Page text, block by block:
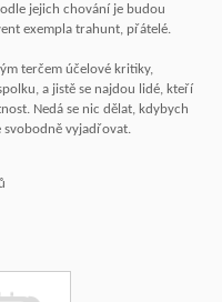
jejich chování je budou
exempla trahunt, přátelé.
terčem účelové kritiky,
a jistě se najdou lidé, kteří
Nedá se nic dělat, kdybych
vyjadřovat.